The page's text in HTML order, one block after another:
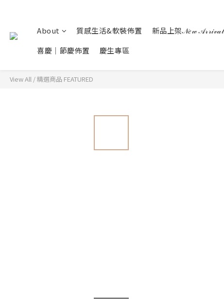
About 質感生活&軟裝佈置 新品上架𝒩𝑒𝓌 𝒜𝓇𝓇𝒾𝓋𝒶𝓁
喜慶｜節慶佈置
慶生專區
View All /精選商品 FEATURED